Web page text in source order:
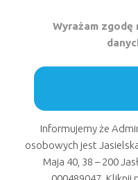
Wyrażam
Informujemy że
osobowych jest
Maja 40, 38 – 200